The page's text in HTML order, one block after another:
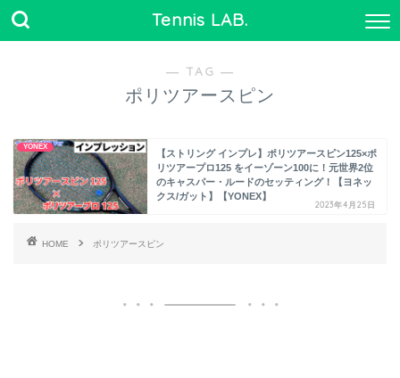
Tennis LAB.
― TAG ―
ポリツアースピン
YONEX
【ストリング インプレ】ポリツアースピン125×ポ
リツアープロ125 をイーゾーン100に！元世界2位
のキャスパー・ルードのセッティング！【ヨネッ
クス/ガット】【YONEX】
2023年4月25日
HOME ポリツアースピン